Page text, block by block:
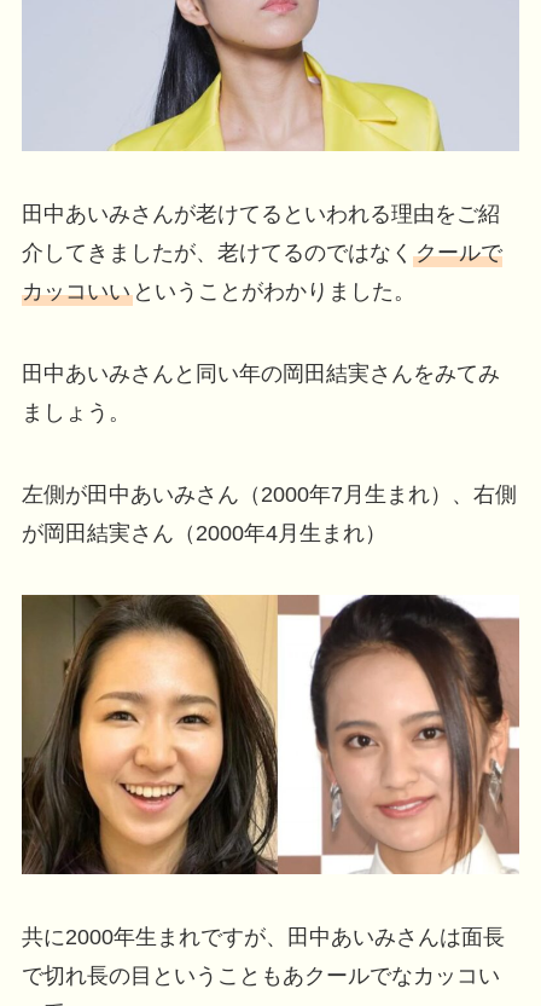
田中あいみさんが老けてるといわれる理由をご紹
介してきましたが、老けてるのではなく クールで
カッコいいということがわかりました。
田中あいみさんと同い年の岡田結実さんをみてみ
ましょう。
左側が田中あいみさん（2000年7月生まれ）、右側
が岡田結実さん（2000年4月生まれ）
共に2000年生まれですが、田中あいみさんは面長
で切れ長の目ということもあクールでなカッコい